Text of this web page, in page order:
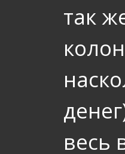
так
весь